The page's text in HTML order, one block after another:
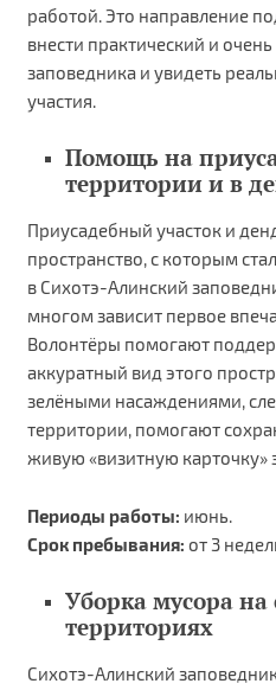
работой. Это направление
внести практический и
заповедника и увидеть
участия.
Помощь на
территории и в
Приусадебный участок и
пространство, с которым
в Сихотэ-Алинский
многом зависит первое
Волонтёры помогают
аккуратный вид этого
зелёными насаждениями,
территории, помогают
живую «визитную карточку»
Периоды работы: июнь.
Срок пребывания: от 3
Уборка мусора
территориях
Сихотэ-Алинский